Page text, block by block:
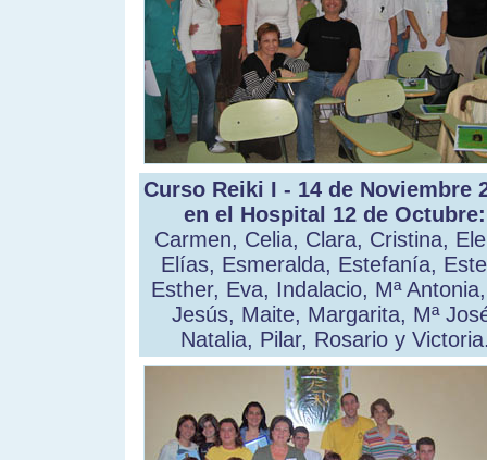
Curso Reiki I - 14 de Noviembre
en el Hospital 12 de Octubre:
Carmen, Celia, Clara, Cristina,
Elías, Esmeralda, Estefanía,
Esther, Eva, Indalacio, Mª
Jesús, Maite, Margarita, Mª
Natalia, Pilar, Rosario y